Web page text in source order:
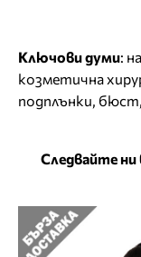
Ключови думи:
козметична
подплънки, бюст,
Следвайте